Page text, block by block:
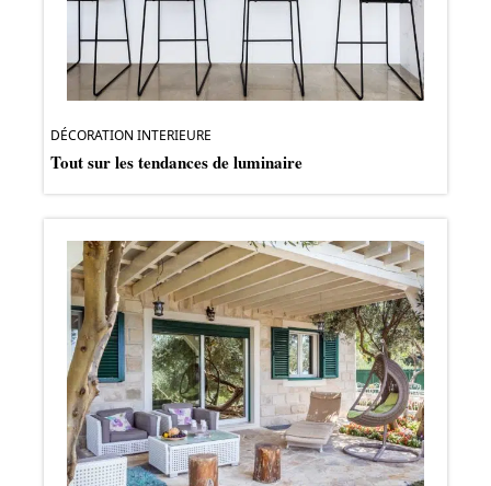
DÉCORATION INTERIEURE
Tout sur les tendances de luminaire